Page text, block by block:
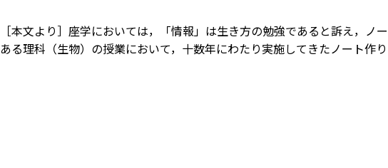
［本文より］座学においては，「情報」は生き方の勉強であると訴え，
ある理科（生物）の授業において，十数年にわたり実施してきたノート作